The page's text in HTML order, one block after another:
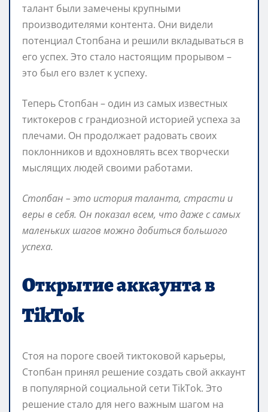
талант были замечены крупными
производителями контента. Они видели
потенциал Стопбана и решили вкладываться в
его успех. Это стало настоящим прорывом –
это был его взлет к успеху.
Теперь Стопбан – один из самых известных
тиктокеров с грандиозной историей успеха за
плечами. Он продолжает радовать своих
поклонников и вдохновлять всех творчески
мыслящих людей своими работами.
Стопбан – это история таланта, страсти и
веры в себя. Он показал всем, что даже с самых
маленьких шагов можно добиться большого
успеха.
Открытие аккаунта в
TikTok
Стоя на пороге своей тиктоковой карьеры,
Стопбан принял решение создать свой аккаунт
в популярной социальной сети TikTok. Это
решение стало для него важным шагом на